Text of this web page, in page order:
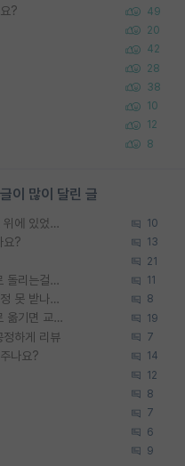
? 49
20
42
28
38
10
12
8
이 많이 달린 글
진짜 제발 적당히 똑똑한 박사과정이라도 위에 있었으면.. 10
요? 13
21
왜 후배가 못하는걸 교수님은 내 책임으로 돌리는걸까요? 11
학회 Invited paper는 딱히 실적으로 인정 못 받나요? 8
SSH 박사과정을 그만두고 지방대 박사로 옮기면 교수의 꿈은 끝일까요? 19
정하게 리뷰 7
나요? 14
12
8
7
6
9